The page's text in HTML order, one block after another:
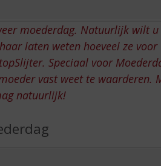
moederdag. Natuurlijk wilt
laten weten hoeveel ze
Speciaal voor
vast weet te waarderen.
natuurlijk!